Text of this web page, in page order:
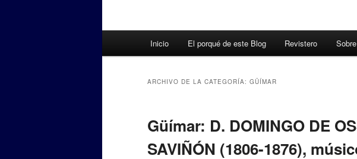
Inicio El porqué de este Blog Revistero
ARCHIVO DE LA CATEGORÍA: GÜÍMAR
Güímar: D. DOMINGO DE
SAVIÑÓN (1806-1876),